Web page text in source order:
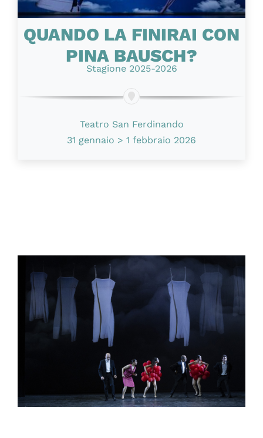
QUANDO LA FINIRAI CON
PINA BAUSCH?
Stagione 2025-2026
Teatro San Ferdinando
31 gennaio > 1 febbraio 2026